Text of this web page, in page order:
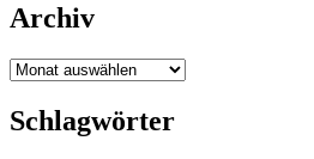
Archiv
Archiv
Schlagwörter